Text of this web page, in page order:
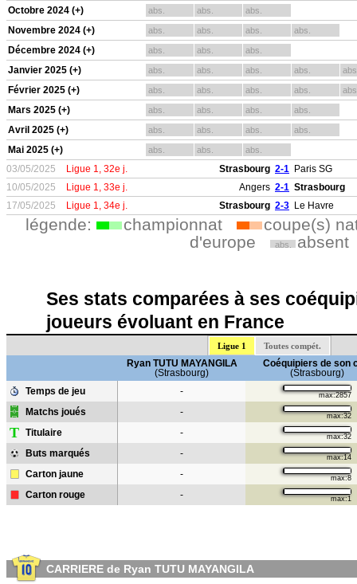
Octobre 2024 (+) abs. abs. abs.
Novembre 2024 (+) abs. abs. abs. abs.
Décembre 2024 (+) abs. abs. abs.
Janvier 2025 (+) abs. abs. abs. abs.
Février 2025 (+) abs. abs. abs. abs.
Mars 2025 (+) abs. abs. abs. abs.
Avril 2025 (+) abs. abs. abs. abs.
Mai 2025 (+) abs. abs. abs.
03/05/2025 Ligue 1, 32e j. Strasbourg 2-1 Paris SG
10/05/2025
Ligue 1, 33e j. Angers 2-1 Strasbourg
17/05/2025
Ligue 1, 34e j. Strasbourg 2-3 Le Havre
légende: championnat
coupe(s)
d'europe
abs. absent
Ses stats comparées à ses
joueurs évoluant en France
Ligue 1 Toutes compét.
Ryan TUTU MAYANGILA
(Strasbourg)
Coéquipiers de son
(Strasbourg)
Temps de jeu
- max:2857
Matchs joués - max:32
T Titulaire - max:32
Buts marqués - max:14
Carton jaune - max:8
Carton rouge - max:1
CARRIERE de Ryan TUTU MAYANGILA